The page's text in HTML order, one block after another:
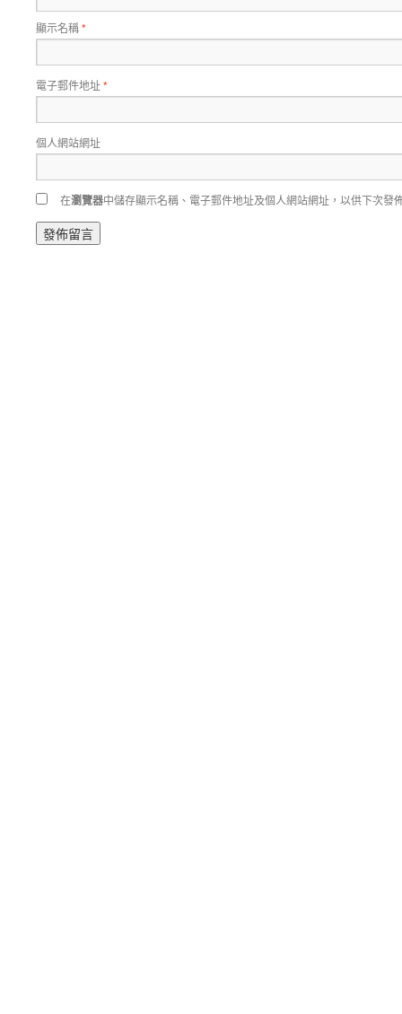
顯示名稱*
電子郵件地址*
個人網站網址
在瀏覽器中儲存顯示名稱、電子郵件地址及個人網站網址，以供下次發